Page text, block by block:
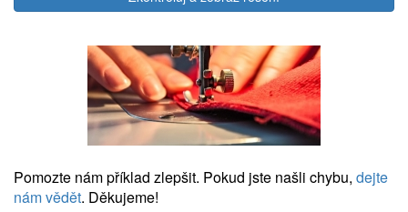
Pomozte nám příklad zlepšit. Pokud jste našli chybu, dejte
nám vědět. Děkujeme!